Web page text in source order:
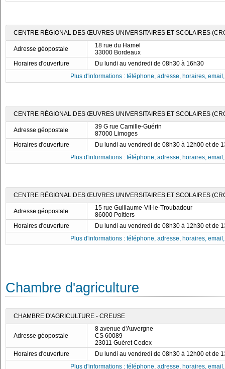
CENTRE RÉGIONAL DES ŒUVRES UNIVERSITAIRES ET SCOLAIRES
Adresse géopostale
18 rue du Hamel
33000 Bordeaux
Horaires d'ouverture
Du lundi au vendredi de 08h30 à 16h30
Plus d'informations : téléphone, adresse, horaires,
CENTRE RÉGIONAL DES ŒUVRES UNIVERSITAIRES ET SCOLAIRES
Adresse géopostale
39 G rue Camille-Guérin
87000 Limoges
Horaires d'ouverture
Du lundi au vendredi de 08h30 à 12h00 et de
Plus d'informations : téléphone, adresse, horaires,
CENTRE RÉGIONAL DES ŒUVRES UNIVERSITAIRES ET SCOLAIRES
Adresse géopostale
15 rue Guillaume-VII-le-Troubadour
86000 Poitiers
Horaires d'ouverture
Du lundi au vendredi de 08h30 à 12h30 et de
Plus d'informations : téléphone, adresse, horaires,
Chambre d'agriculture
CHAMBRE D'AGRICULTURE - CREUSE
Adresse géopostale
8 avenue d'Auvergne
CS 60089
23011 Guéret Cedex
Horaires d'ouverture
Du lundi au vendredi de 08h30 à 12h00 et de
Plus d'informations : téléphone, adresse, horaires,